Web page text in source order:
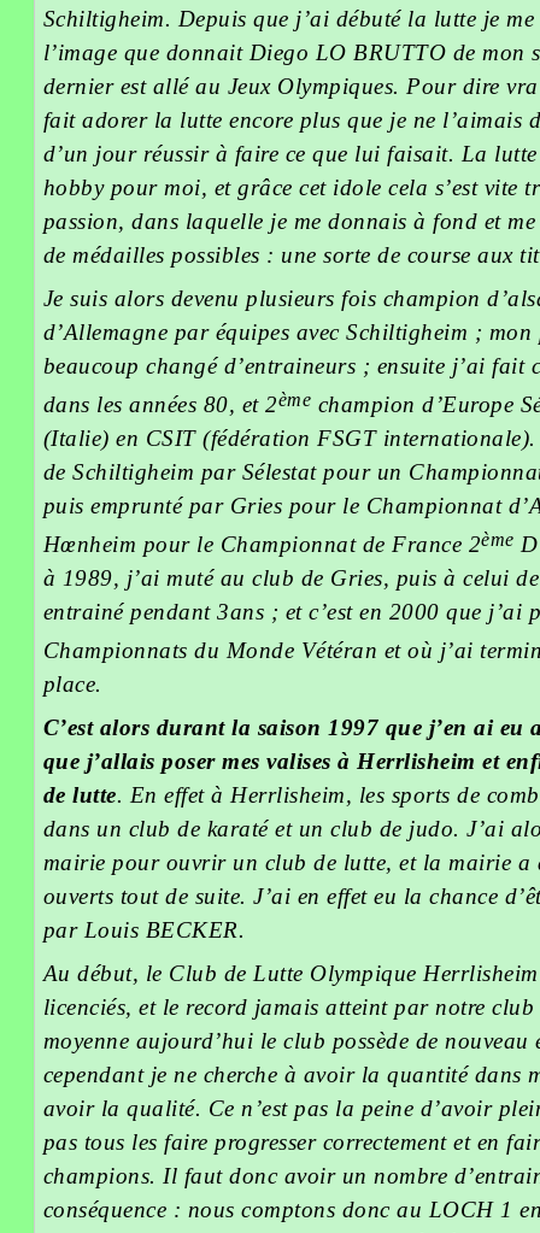
Schiltigheim. Depuis que j’ai débuté la lutte je
l’image que donnait Diego LO BRUTTO de mon
dernier est allé au Jeux Olympiques. Pour dire
fait adorer la lutte encore plus que je ne l’aimais
d’un jour réussir à faire ce que lui faisait. La lutte
hobby pour moi, et grâce cet idole cela s’est vite
passion, dans laquelle je me donnais à fond et
de médailles possibles : une sorte de course aux
Je suis alors devenu plusieurs fois champion
d’Allemagne par équipes avec Schiltigheim ;
beaucoup changé d’entraineurs ; ensuite j’ai fait
dans les années 80, et 2ème champion d’Europe
(Italie) en CSIT (fédération FSGT internationale).
de Schiltigheim par Sélestat pour un
puis emprunté par Gries pour le Championnat
Hœnheim pour le Championnat de France 2ème
à 1989, j’ai muté au club de Gries, puis à celui
entrainé pendant 3ans ; et c’est en 2000 que j’ai
Championnats du Monde Vétéran et où j’ai
place.
C’est alors durant la saison 1997 que j’en ai eu
que j’allais poser mes valises à Herrlisheim et
de lutte. En effet à Herrlisheim, les sports de
dans un club de karaté et un club de judo. J’ai
mairie pour ouvrir un club de lutte, et la mairie a
ouverts tout de suite. J’ai en effet eu la chance
par Louis BECKER.
Au début, le Club de Lutte Olympique
licenciés, et le record jamais atteint par notre
moyenne aujourd’hui le club possède de
cependant je ne cherche à avoir la quantité dans
avoir la qualité. Ce n’est pas la peine d’avoir
pas tous les faire progresser correctement et en
champions. Il faut donc avoir un nombre
conséquence : nous comptons donc au LOCH 1